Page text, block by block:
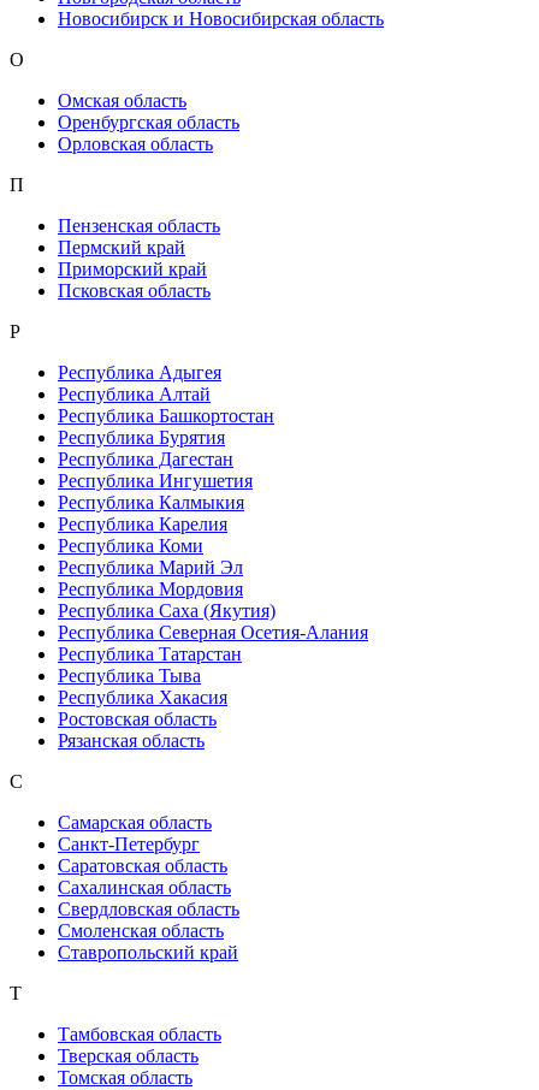
Новосибирск и Новосибирская область
О
Омская область
Оренбургская область
Орловская область
П
Пензенская область
Пермский край
Приморский край
Псковская область
Р
Республика Адыгея
Республика Алтай
Республика Башкортостан
Республика Бурятия
Республика Дагестан
Республика Ингушетия
Республика Калмыкия
Республика Карелия
Республика Коми
Республика Марий Эл
Республика Мордовия
Республика Саха (Якутия)
Республика Северная Осетия-Алания
Республика Татарстан
Республика Тыва
Республика Хакасия
Ростовская область
Рязанская область
С
Самарская область
Санкт-Петербург
Саратовская область
Сахалинская область
Свердловская область
Смоленская область
Ставропольский край
Т
Тамбовская область
Тверская область
Томская область